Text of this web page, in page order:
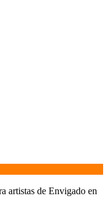
artistas de Envigado en